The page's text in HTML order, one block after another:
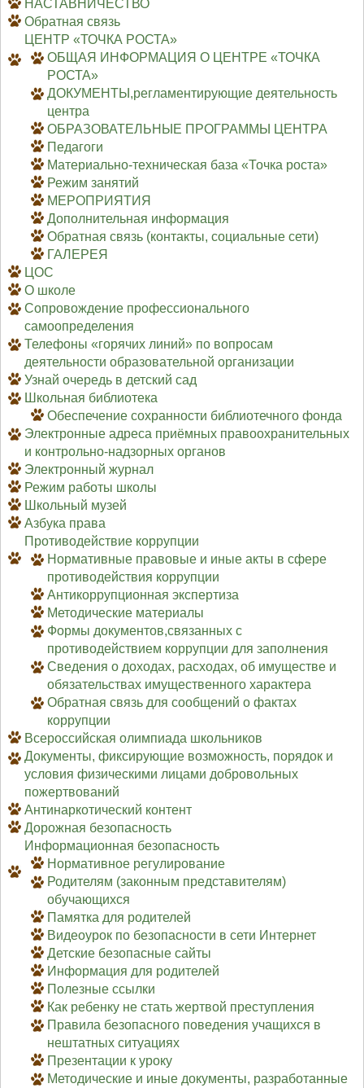
НАСТАВНИЧЕСТВО
Обратная связь
ЦЕНТР «ТОЧКА РОСТА»
ОБЩАЯ ИНФОРМАЦИЯ О ЦЕНТРЕ «ТОЧКА
РОСТА»
ДОКУМЕНТЫ,регламентирующие деятельность
центра
ОБРАЗОВАТЕЛЬНЫЕ ПРОГРАММЫ ЦЕНТРА
Педагоги
Материально-техническая база «Точка роста»
Режим занятий
МЕРОПРИЯТИЯ
Дополнительная информация
Обратная связь (контакты, социальные сети)
ГАЛЕРЕЯ
ЦОС
О школе
Сопровождение профессионального
самоопределения
Телефоны «горячих линий» по вопросам
деятельности образовательной организации
Узнай очередь в детский сад
Школьная библиотека
Обеспечение сохранности библиотечного фонда
Электронные адреса приёмных правоохранительных
и контрольно-надзорных органов
Электронный журнал
Режим работы школы
Школьный музей
Азбука права
Противодействие коррупции
Нормативные правовые и иные акты в сфере
противодействия коррупции
Антикоррупционная экспертиза
Методические материалы
Формы документов,связанных с
противодействием коррупции для заполнения
Сведения о доходах, расходах, об имуществе и
обязательствах имущественного характера
Обратная связь для сообщений о фактах
коррупции
Всероссийская олимпиада школьников
Документы, фиксирующие возможность, порядок и
условия физическими лицами добровольных
пожертвований
Антинаркотический контент
Дорожная безопасность
Информационная безопасность
Нормативное регулирование
Родителям (законным представителям)
обучающихся
Памятка для родителей
Видеоурок по безопасности в сети Интернет
Детские безопасные сайты
Информация для родителей
Полезные ссылки
Как ребенку не стать жертвой преступления
Правила безопасного поведения учащихся в
нештатных ситуациях
Презентации к уроку
Методические и иные документы, разработанные